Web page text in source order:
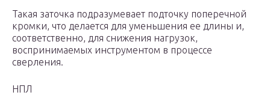
Такая заточка подразумевает подточку поперечной
кромки, что делается для уменьшения ее длины и,
соответственно, для снижения нагрузок,
воспринимаемых инструментом в процессе
сверления.
НПЛ